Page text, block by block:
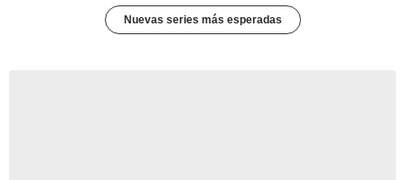
Nuevas series más esperadas